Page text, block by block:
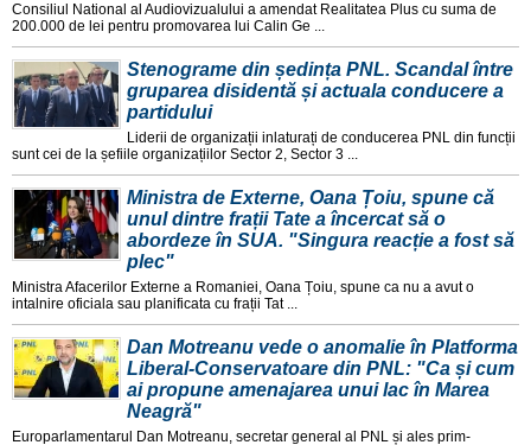
Consiliul National al Audiovizualului a amendat Realitatea Plus cu suma de
200.000 de lei pentru promovarea lui Calin Ge ...
Stenograme din ședința PNL. Scandal între
gruparea disidentă și actuala conducere a
partidului
Liderii de organizații inlaturați de conducerea PNL din funcții
sunt cei de la șefiile organizațiilor Sector 2, Sector 3 ...
Ministra de Externe, Oana Țoiu, spune că
unul dintre frații Tate a încercat să o
abordeze în SUA. "Singura reacție a fost să
plec"
Ministra Afacerilor Externe a Romaniei, Oana Țoiu, spune ca nu a avut o
intalnire oficiala sau planificata cu frații Tat ...
Dan Motreanu vede o anomalie în Platforma
Liberal-Conservatoare din PNL: "Ca și cum
ai propune amenajarea unui lac în Marea
Neagră"
Europarlamentarul Dan Motreanu, secretar general al PNL și ales prim-